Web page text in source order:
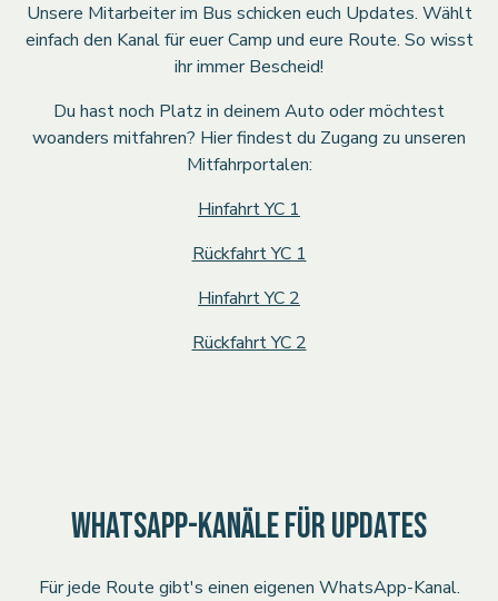
Unsere Mitarbeiter im Bus schicken euch Updates. Wählt
einfach den Kanal für euer Camp und eure Route. So wisst
ihr immer Bescheid!
Du hast noch Platz in deinem Auto oder möchtest
woanders mitfahren? Hier findest du Zugang zu unseren
Mitfahrportalen:
Hinfahrt YC 1
Rückfahrt YC 1
Hinfahrt YC 2
Rückfahrt YC 2
WHATSAPP-KANÄLE FÜR UPDATES
Für jede Route gibt's einen eigenen WhatsApp-Kanal.